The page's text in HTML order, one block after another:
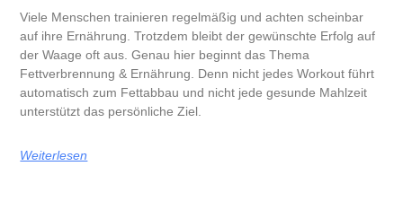
Viele Menschen trainieren regelmäßig und achten scheinbar
auf ihre Ernährung. Trotzdem bleibt der gewünschte Erfolg auf
der Waage oft aus. Genau hier beginnt das Thema
Fettverbrennung & Ernährung. Denn nicht jedes Workout führt
automatisch zum Fettabbau und nicht jede gesunde Mahlzeit
unterstützt das persönliche Ziel.
Weiterlesen